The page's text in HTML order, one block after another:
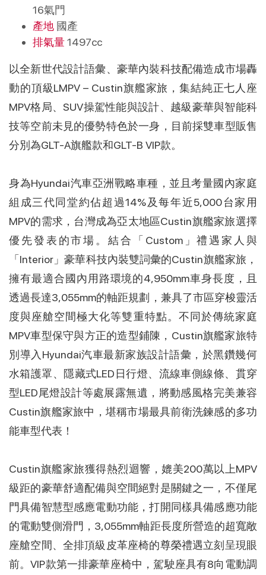
16氣門
產地 國產
排氣量1497cc
以全新世代設計語彙、豪華內裝科技配備造成市場轟
動的頂級LMPV – Custin旗艦家旅，集結純正七人座
MPV格局、SUV操駕性能與設計、越級豪華與智能科
技等空前未見的優勢特色於一身，目前採雙車型販售
分別為GLT-A旗艦款和GLT-B VIP款。
身為Hyundai汽車亞洲戰略車種，並且考量國內家庭
組成三代同堂約佔超過14%及每年近5,000台家用
MPV的需求，台灣成為亞太地區Custin旗艦家旅選擇
優先發表的市場。結合「Custom」禮遇家人與
「Interior」豪華科技內裝雙詞彙的Custin旗艦家旅，
擁有最適合國內用路環境的4,950mm車身長度，且
透過長達3,055mm的軸距規劃，兼具了市區穿梭靈活
度與座艙空間極大化等雙重特點。不同於傳統家庭
MPV車型保守與方正的造型鋪陳，Custin旗艦家旅特
別導入Hyundai汽車最新家族設計語彙，於黑鑽幾何
水箱護罩、隱藏式LED日行燈、流線車側線條、貫穿
型LED尾燈設計等處展露無遺，將動感風格完美兼容
Custin旗艦家旅中，堪稱市場最具前衛洗鍊感的多功
能車型代表！
Custin旗艦家旅獲得熱烈迴響，媲美200萬以上MPV
級距的豪華舒適配備與空間絕對是關鍵之一，不僅尾
門具備智慧型感應電動功能，打開同樣具備感應功能
的電動雙側滑門，3,055mm軸距長度所營造的超寬敞
座艙空間、全排頂級皮革座椅的尊榮禮遇立刻呈現眼
前。VIP款第一排豪華座椅中，駕駛座具有8向電動調